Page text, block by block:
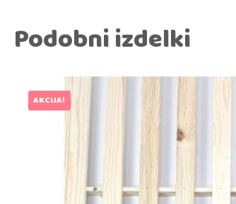
Podobni izdelki
AKCIJA!